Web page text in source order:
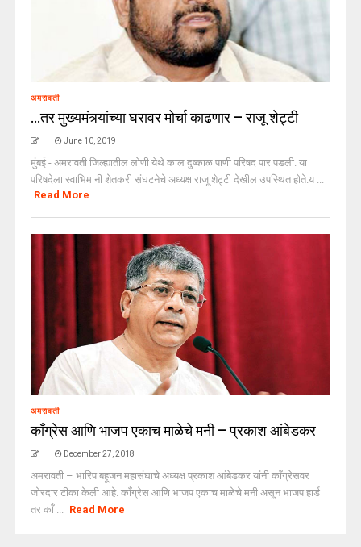
अमरावती
…तर मुख्यमंत्र्यांच्या घरावर मोर्चा काढणार – राजू शेट्टी
June 10, 2019
मुंबई - अमरावती जिल्ह्यातील लोणी येथे काल दुष्काळ पाणी परिषद पार पडली. या
परिषदेला स्वाभिमानी शेतकरी संघटनेचे अध्यक्ष राजू शेट्टी देखील उपस्थित होते.य ...
Read More
अमरावती
काँग्रेस आणि भाजप एकाच माळेचे मनी – प्रकाश आंबेडकर
December 27, 2018
अमरावती – भारिप बहूजन महासंघाचे अध्यक्ष प्रकाश आंबेडकर यांनी काँग्रेसवर
जोरदार टीका केली आहे. काँग्रेस आणि भाजप एकाच माळेचे मनी असून भाजप हार्ड
तर काँ ... Read More